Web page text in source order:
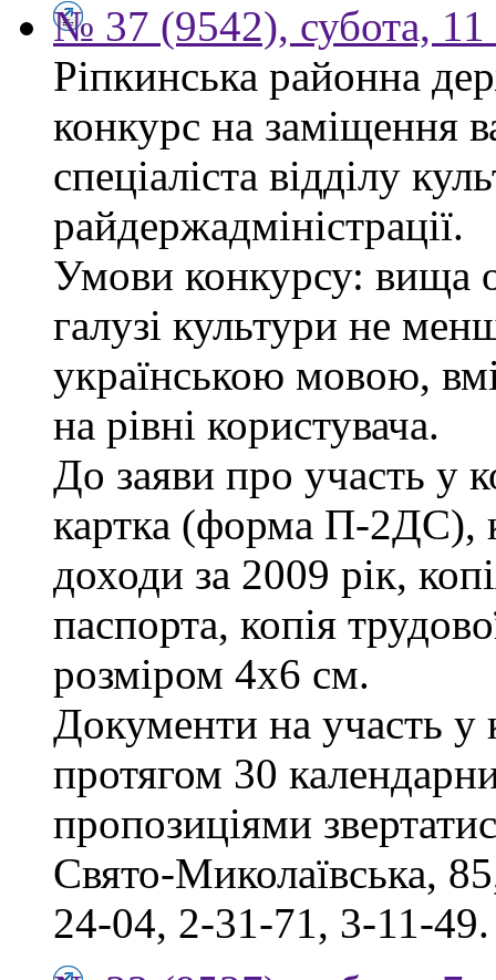
№ 37 (9542), субота, 11
Ріпкинська районна
конкурс на заміщення
спеціаліста відділу
райдержадміністрації.
Умови конкурсу: вища
галузі культури не
українською мовою,
на рівні користувача.
До заяви про участь у
картка (форма П-2ДС),
доходи за 2009 рік,
паспорта, копія
розміром 4х6 см.
Документи на участь у
протягом 30
пропозиціями
Свято-Миколаївська,
24-04, 2-31-71, 3-11-49.